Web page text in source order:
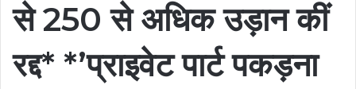
से 250 से अधिक उड़ान कीं
रद्द* *’प्राइवेट पार्ट पकड़ना